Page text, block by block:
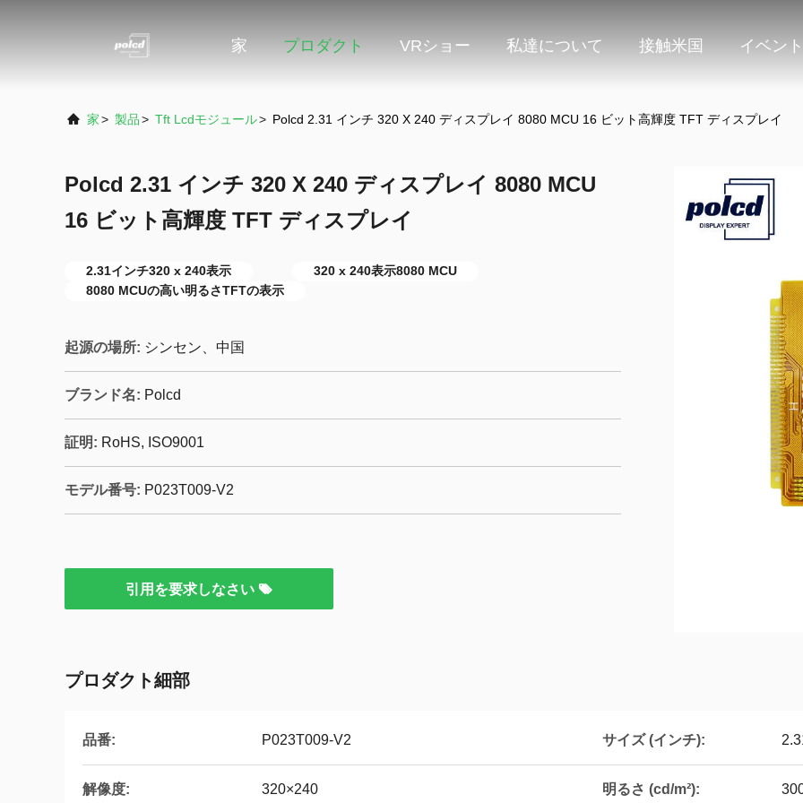
家 プロダクト VRショー 私達について 接触米国 イベント
家> 製品> Tft Lcdモジュール> Polcd 2.31 インチ 320 X 240 ディスプレイ 8080 MCU 16 ビット高輝度 TFT ディスプレイ
Polcd 2.31 インチ 320 X 240 ディスプレイ 8080 MCU
16 ビット高輝度 TFT ディスプレイ
2.31インチ320 x 240表示
320 x 240表示8080 MCU
8080 MCUの高い明るさTFTの表示
起源の場所: シンセン、中国
ブランド名: Polcd
証明: RoHS, ISO9001
モデル番号: P023T009-V2
引用を要求しなさい
プロダクト細部
品番: P023T009-V2 サイズ (インチ):
解像度: 320×240 明るさ (cd/m²):